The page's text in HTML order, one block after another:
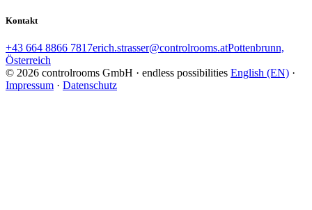
Kontakt
+43 664 8866 7817erich.strasser@controlrooms.atPottenbrunn,
Österreich
© 2026 controlrooms GmbH · endless possibilities English (EN) ·
Impressum · Datenschutz